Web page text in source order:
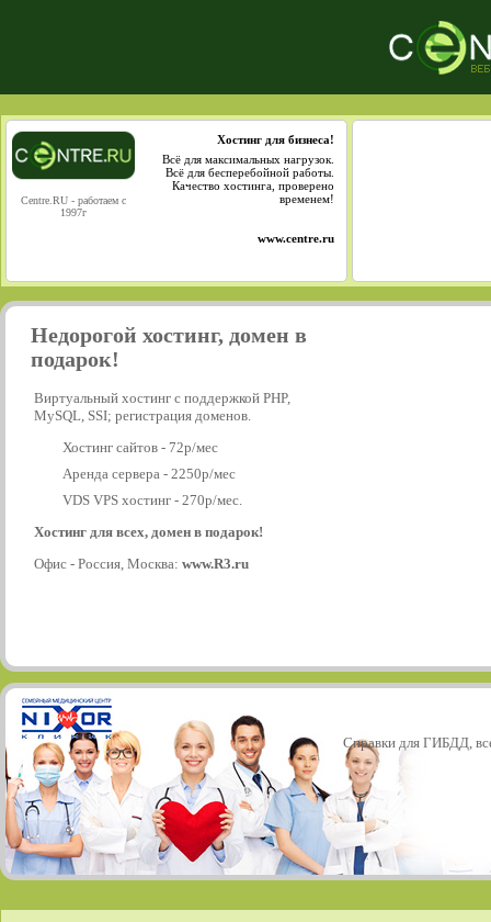
Centre.RU - работаем с
1997г
Хостинг для бизнеса!
Всё для максимальных нагрузок.
Всё для бесперебойной работы.
Качество хостинга, проверено
временем!
www.centre.ru
Недорогой хостинг, домен в
подарок!
Виртуальный хостинг с поддержкой PHP,
MySQL, SSI; регистрация доменов.
Хостинг сайтов - 72р/мес
Аренда сервера - 2250р/мес
VDS VPS хостинг - 270р/мес.
Хостинг для всех, домен в подарок!
Офис - Россия, Москва: www.R3.ru
Справки для ГИБДД,